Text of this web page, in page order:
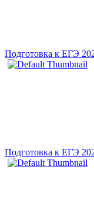
Подготовка к ЕГЭ
Подготовка к ЕГЭ